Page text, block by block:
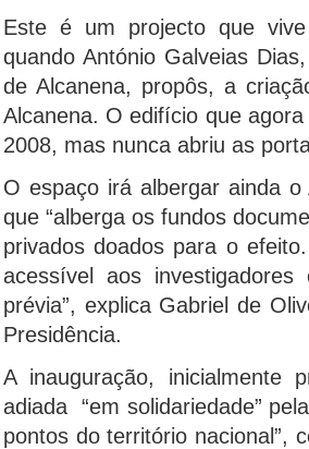
Este é um projecto que
quando António Galveias
de Alcanena, propôs, a
Alcanena. O edifício que
2008, mas nunca abriu as
O espaço irá albergar ainda
que “alberga os fundos
privados doados para o
acessível aos
prévia”, explica Gabriel de
Presidência.
A inauguração,
adiada “em solidariedade”
pontos do território nacional”,